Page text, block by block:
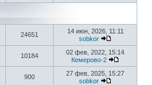
24651
14 июн, 2026, 11:11
sobkor
10184
02 фев, 2022, 15:14
Кемерово-2
900
27 фев, 2025, 15:27
sobkor